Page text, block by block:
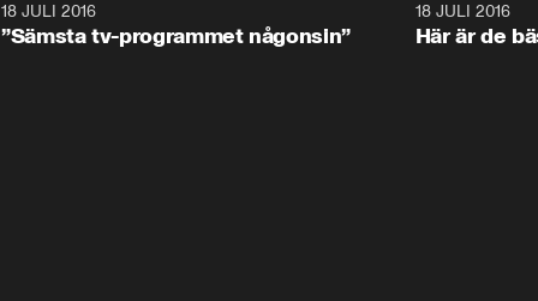
18 JULI 2016
”Sämsta tv-programmet någonsin”
18 JULI 2016
Här är de